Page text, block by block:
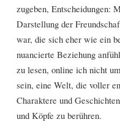
zugeben, Entscheidungen:
Darstellung der
war, die sich eher wie ein
nuancierte Beziehung
zu lesen, online ich nicht
sein, eine Welt, die voller
Charaktere und
und Köpfe zu berühren.